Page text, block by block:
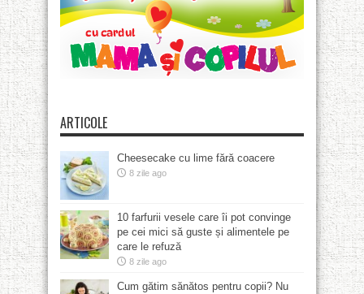
ARTICOLE
Cheesecake cu lime fără coacere
8 zile ago
10 farfurii vesele care îi pot convinge
pe cei mici să guste și alimentele pe
care le refuză
8 zile ago
Cum gătim sănătos pentru copii? Nu